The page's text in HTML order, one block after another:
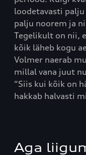
loodetavasti
palju noorem ja
Tegelikult on nii,
kõik läheb kogu
Volmer naerab
millal vana juut
“Siis kui kõik on
hakkab halvasti
Aga